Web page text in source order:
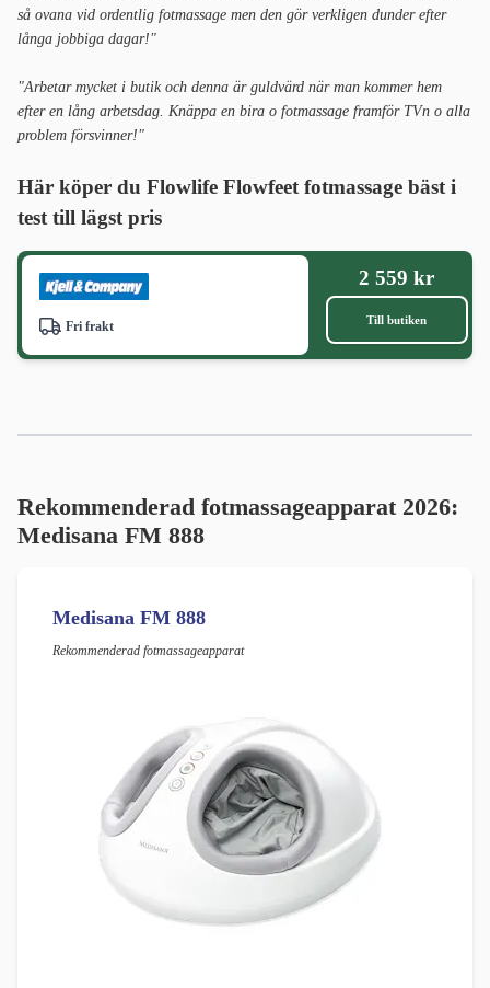
så ovana vid ordentlig fotmassage men den gör verkligen dunder efter
långa jobbiga dagar!"
"Arbetar mycket i butik och denna är guldvärd när man kommer hem
efter en lång arbetsdag. Knäppa en bira o fotmassage framför TVn o alla
problem försvinner!"
Här köper du Flowlife Flowfeet fotmassage bäst i
test till lägst pris
Fri frakt
2 559 kr
Till butiken
Rekommenderad fotmassageapparat 2026:
Medisana FM 888
Medisana FM 888
Rekommenderad fotmassageapparat